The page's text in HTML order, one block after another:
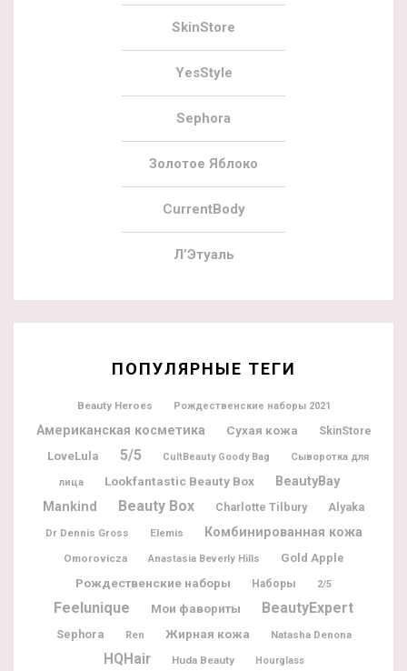
SkinStore
YesStyle
Sephora
Золотое Яблоко
CurrentBody
Л’Этуаль
ПОПУЛЯРНЫЕ ТЕГИ
Beauty Heroes Рождественские наборы 2021
Американская косметика Сухая кожа SkinStore
LoveLula 5/5 CultBeauty Goody Bag Сыворотка для
лица Lookfantastic Beauty Box BeautyBay
Mankind Beauty Box Charlotte Tilbury Alyaka
Dr Dennis Gross Elemis Комбинированная кожа
Omorovicza Anastasia Beverly Hills Gold Apple
Рождественские наборы Наборы 2/5
Feelunique Мои фавориты BeautyExpert
Sephora Ren Жирная кожа Natasha Denona
HQHair Huda Beauty Hourglass